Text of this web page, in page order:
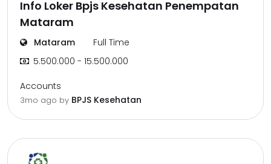
Info Loker Bpjs Kesehatan Penempatan
Mataram
Mataram
Full Time
5.500.000 - 15.500.000
Accounts
3mo ago by BPJS Kesehatan